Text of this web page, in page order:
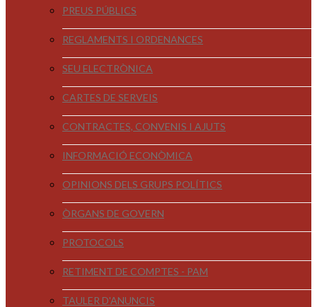
PREUS PÚBLICS
REGLAMENTS I ORDENANCES
SEU ELECTRÒNICA
CARTES DE SERVEIS
CONTRACTES, CONVENIS I AJUTS
INFORMACIÓ ECONÒMICA
OPINIONS DELS GRUPS POLÍTICS
ÒRGANS DE GOVERN
PROTOCOLS
RETIMENT DE COMPTES - PAM
TAULER D'ANUNCIS